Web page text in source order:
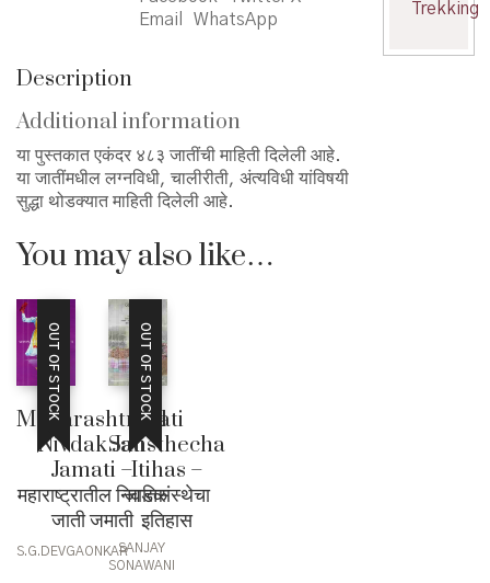
quantity
Email
WhatsApp
Description
Additional information
या पुस्तकात एकंदर ४८३ जातींची माहिती दिलेली आहे.
या जातींमधील लग्नविधी, चालीरीती, अंत्यविधी यांविषयी
सुद्धा थोडक्यात माहिती दिलेली आहे.
You may also like…
OUT OF STOCK
Maharashtratil
Nivdak Jati
Jamati –
महाराष्ट्रातील निवडक
जाती जमाती
S.G.DEVGAONKAR
OUT OF STOCKJati
Sansthecha
Itihas –
जातिसंस्थेचा
इतिहास
SANJAY
SONAWANI
Trekking